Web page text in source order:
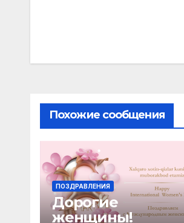
Похожие сообщения
ПОЗДРАВЛЕНИЯ
Дорогие
женщины!